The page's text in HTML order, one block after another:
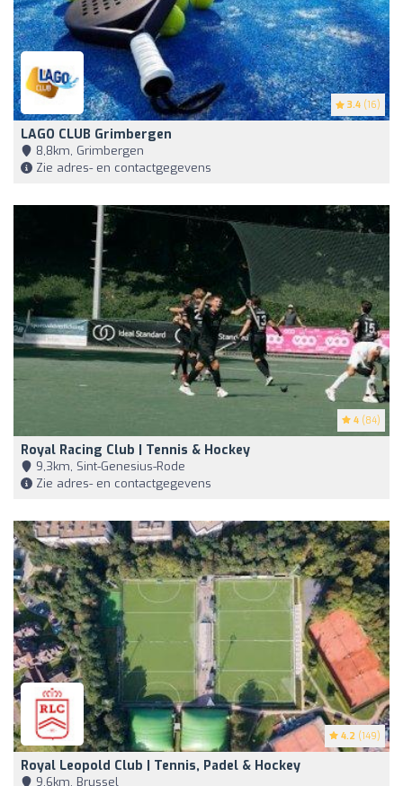
3.4 (16)
LAGO CLUB Grimbergen
8,8km, Grimbergen
Zie adres- en contactgegevens
4 (84)
Royal Racing Club | Tennis & Hockey
9,3km, Sint-Genesius-Rode
Zie adres- en contactgegevens
4.2 (149)
Royal Leopold Club | Tennis, Padel & Hockey
9,6km, Brussel